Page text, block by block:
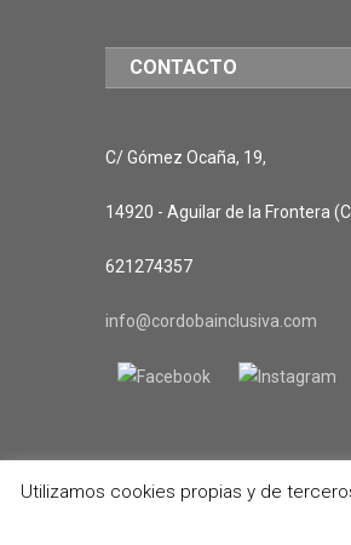
CONTACTO
C/ Gómez Ocaña, 19,
14920 - Aguilar de la Frontera
621274357
info@cordobainclusiva.com
Utilizamos cookies propias y de